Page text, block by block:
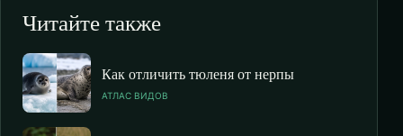
Читайте также
Как отличить тюленя от нерпы
АТЛАС ВИДОВ